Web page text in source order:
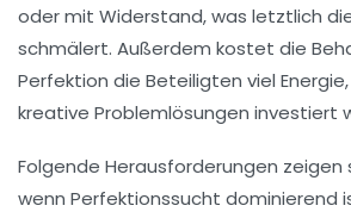
oder mit Widerstand, was letztlich
schmälert. Außerdem kostet die
Perfektion die Beteiligten viel
kreative Problemlösungen investiert
Folgende Herausforderungen zeigen
wenn Perfektionssucht dominierend